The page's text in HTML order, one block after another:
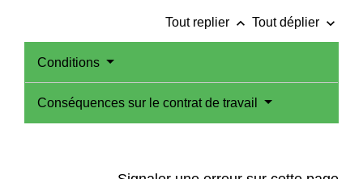
Tout replier keyboard_arrow_up Tout déplier keyboard_arrow_down
Conditions
Conséquences sur le contrat de travail